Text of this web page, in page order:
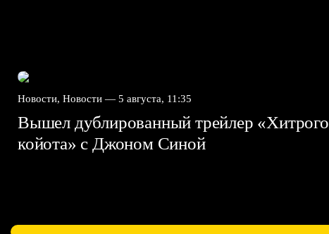
Новости, Новости — 5 августа, 11:35
Вышел дублированный трейлер «Хитрого
койота» с Джоном Синой